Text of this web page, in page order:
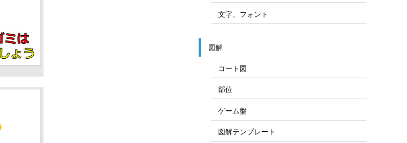
文字、フォント
図解
コート図
部位
ゲーム盤
図解テンプレート